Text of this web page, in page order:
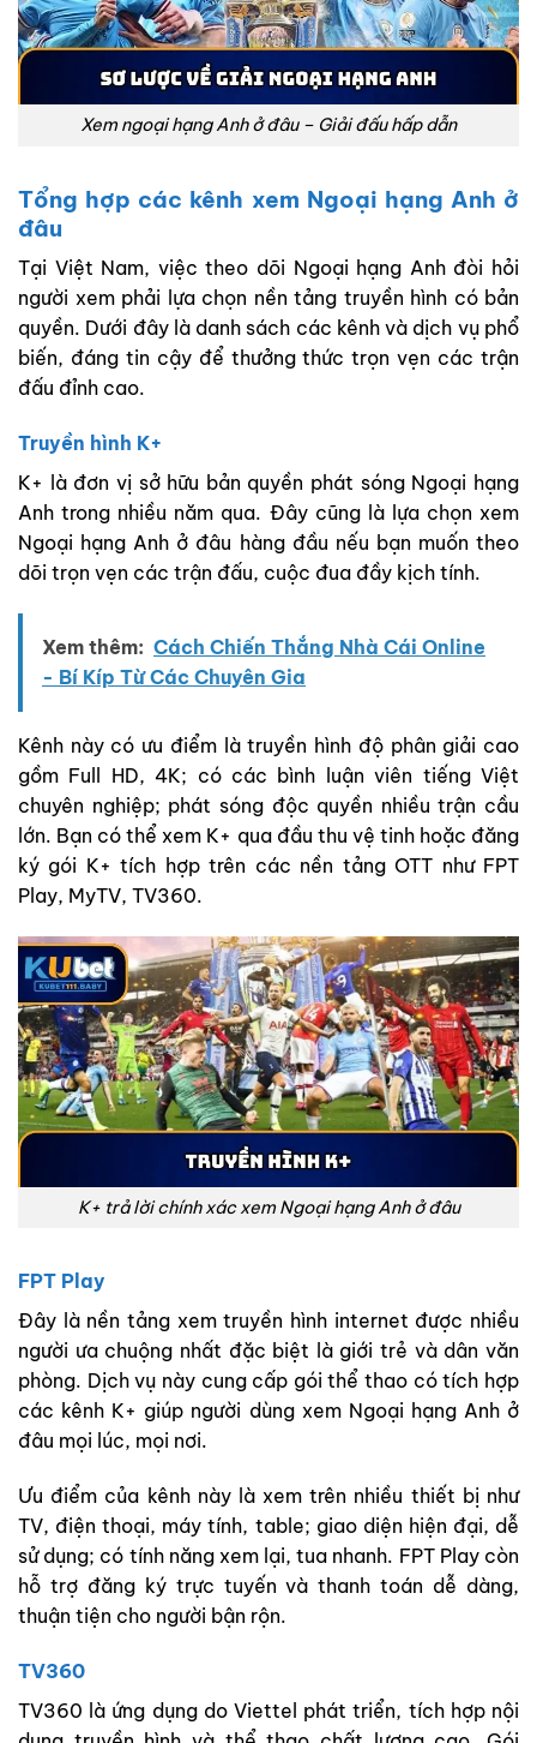
Xem ngoại hạng Anh ở đâu – Giải đấu hấp dẫn
Tổng hợp các kênh xem Ngoại hạng Anh ở
đâu
Tại Việt Nam, việc theo dõi Ngoại hạng Anh đòi hỏi
người xem phải lựa chọn nền tảng truyền hình có bản
quyền. Dưới đây là danh sách các kênh và dịch vụ phổ
biến, đáng tin cậy để thưởng thức trọn vẹn các trận
đấu đỉnh cao.
Truyền hình K+
K+ là đơn vị sở hữu bản quyền phát sóng Ngoại hạng
Anh trong nhiều năm qua. Đây cũng là lựa chọn xem
Ngoại hạng Anh ở đâu hàng đầu nếu bạn muốn theo
dõi trọn vẹn các trận đấu, cuộc đua đầy kịch tính.
Xem thêm: Cách Chiến Thắng Nhà Cái Online
- Bí Kíp Từ Các Chuyên Gia
Kênh này có ưu điểm là truyền hình độ phân giải cao
gồm Full HD, 4K; có các bình luận viên tiếng Việt
chuyên nghiệp; phát sóng độc quyền nhiều trận cầu
lớn. Bạn có thể xem K+ qua đầu thu vệ tinh hoặc đăng
ký gói K+ tích hợp trên các nền tảng OTT như FPT
Play, MyTV, TV360.
K+ trả lời chính xác xem Ngoại hạng Anh ở đâu
FPT Play
Đây là nền tảng xem truyền hình internet được nhiều
người ưa chuộng nhất đặc biệt là giới trẻ và dân văn
phòng. Dịch vụ này cung cấp gói thể thao có tích hợp
các kênh K+ giúp người dùng xem Ngoại hạng Anh ở
đâu mọi lúc, mọi nơi.
Ưu điểm của kênh này là xem trên nhiều thiết bị như
TV, điện thoại, máy tính, table; giao diện hiện đại, dễ
sử dụng; có tính năng xem lại, tua nhanh. FPT Play còn
hỗ trợ đăng ký trực tuyến và thanh toán dễ dàng,
thuận tiện cho người bận rộn.
TV360
TV360 là ứng dụng do Viettel phát triển, tích hợp nội